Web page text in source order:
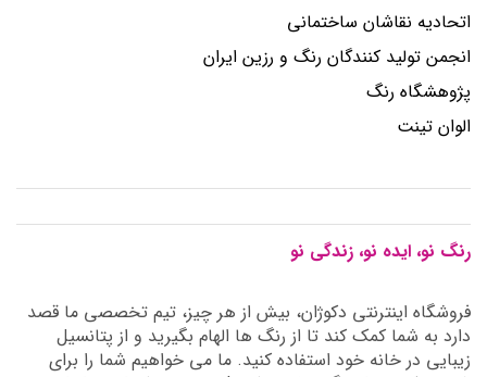
اتحادیه نقاشان ساختمانی
انجمن توليد كنندگان رنگ و رزين ايران
پژوهشگاه رنگ
الوان تینت
رنگ نو، ایده نو، زندگی نو
فروشگاه اینترنتی دکوژان، بیش از هر چیز، تیم تخصصی ما قصد
دارد به شما کمک کند تا از رنگ ها الهام بگیرید و از پتانسیل
زیبایی در خانه خود استفاده کنید. ما می خواهیم شما را برای